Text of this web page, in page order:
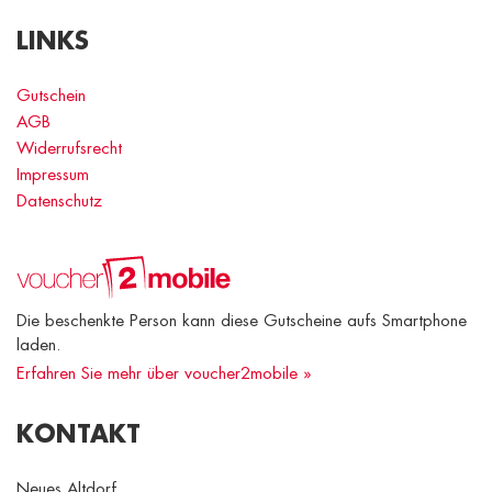
LINKS
Gutschein
AGB
Widerrufsrecht
Impressum
Datenschutz
Die beschenkte Person kann diese Gutscheine aufs Smartphone
laden.
Erfahren Sie mehr über voucher2mobile »
KONTAKT